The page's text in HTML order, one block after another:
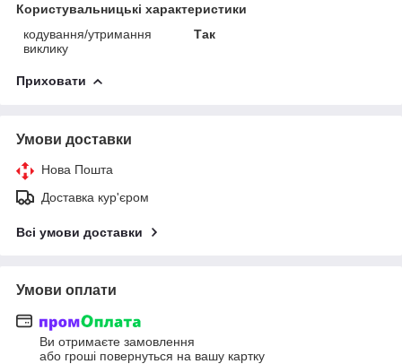
Користувальницькі характеристики
кодування/утримання
виклику
Так
Приховати
Умови доставки
Нова Пошта
Доставка кур'єром
Всі умови доставки
Умови оплати
Ви отримаєте замовлення
або гроші повернуться на вашу картку